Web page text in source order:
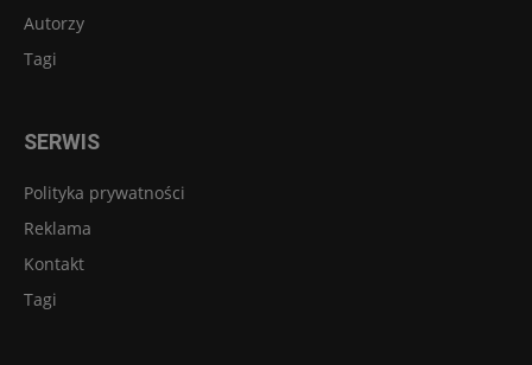
Autorzy
Tagi
SERWIS
Polityka prywatności
Reklama
Kontakt
Tagi